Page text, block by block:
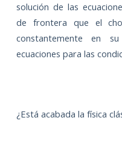
solución de las
de frontera que el
constantemente en
ecuaciones para las
¿Está acabada la física